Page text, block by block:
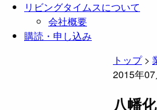
リビングタイムスについて
会社概要
購読・申し込み
トップ>
2015年
八幡